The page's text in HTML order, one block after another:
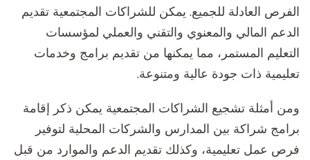
الفرص العادلة للجميع. يمكن للشراكات المجتمعية تقديم
الدعم المالي والمعنوي والتقني والعملي لمؤسسات
التعليم المستمر، مما يمكنها من تقديم برامج وخدمات
تعليمية ذات جودة عالية ومتنوعة.
ومن أمثلة تشجيع الشراكات المجتمعية يمكن ذكر إقامة
برامج شراكة بين المدارس والشركات المحلية لتوفير
فرص عمل تعليمية، وكذلك تقديم الدعم والموارد من قبل